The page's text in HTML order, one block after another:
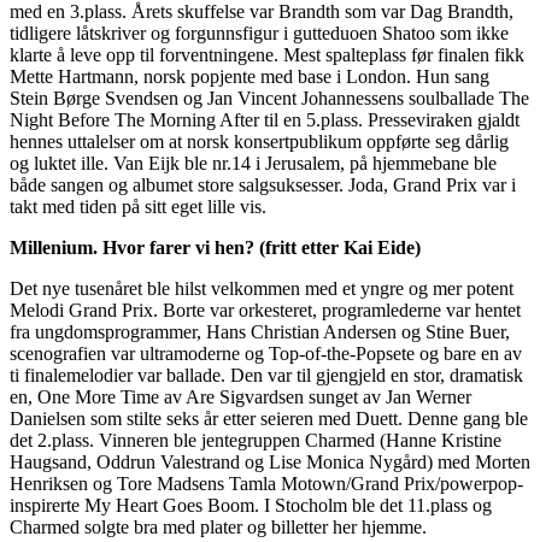
med en 3.plass. Årets skuffelse var Brandth som var Dag Brandth,
tidligere låtskriver og forgunnsfigur i gutteduoen Shatoo som ikke
klarte å leve opp til forventningene. Mest spalteplass før finalen fikk
Mette Hartmann, norsk popjente med base i London. Hun sang
Stein Børge Svendsen og Jan Vincent Johannessens soulballade The
Night Before The Morning After til en 5.plass. Presseviraken gjaldt
hennes uttalelser om at norsk konsertpublikum oppførte seg dårlig
og luktet ille. Van Eijk ble nr.14 i Jerusalem, på hjemmebane ble
både sangen og albumet store salgsuksesser. Joda, Grand Prix var i
takt med tiden på sitt eget lille vis.
Millenium. Hvor farer vi hen? (fritt etter Kai Eide)
Det nye tusenåret ble hilst velkommen med et yngre og mer potent
Melodi Grand Prix. Borte var orkesteret, programlederne var hentet
fra ungdomsprogrammer, Hans Christian Andersen og Stine Buer,
scenografien var ultramoderne og Top-of-the-Popsete og bare en av
ti finalemelodier var ballade. Den var til gjengjeld en stor, dramatisk
en, One More Time av Are Sigvardsen sunget av Jan Werner
Danielsen som stilte seks år etter seieren med Duett. Denne gang ble
det 2.plass. Vinneren ble jentegruppen Charmed (Hanne Kristine
Haugsand, Oddrun Valestrand og Lise Monica Nygård) med Morten
Henriksen og Tore Madsens Tamla Motown/Grand Prix/powerpop-
inspirerte My Heart Goes Boom. I Stocholm ble det 11.plass og
Charmed solgte bra med plater og billetter her hjemme.